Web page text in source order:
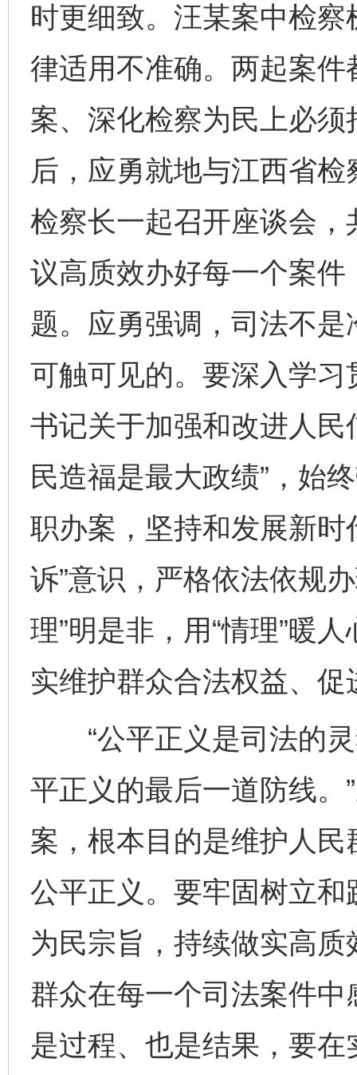
时更细致。汪某案中检
律适用不准确。两起案
案、深化检察为民上必须
后，应勇就地与江西省
检察长一起召开座谈会
议高质效办好每一个案
题。应勇强调，司法不
可触可见的。要深入学
书记关于加强和改进人民
民造福是最大政绩”，始
职办案，坚持和发展新时
诉”意识，严格依法依规
理”明是非，用“情理”暖
实维护群众合法权益、
“公平正义是司法的灵
平正义的最后一道防线。
案，根本目的是维护人
公平正义。要牢固树立
为民宗旨，持续做实高
群众在每一个司法案件
是过程、也是结果，要